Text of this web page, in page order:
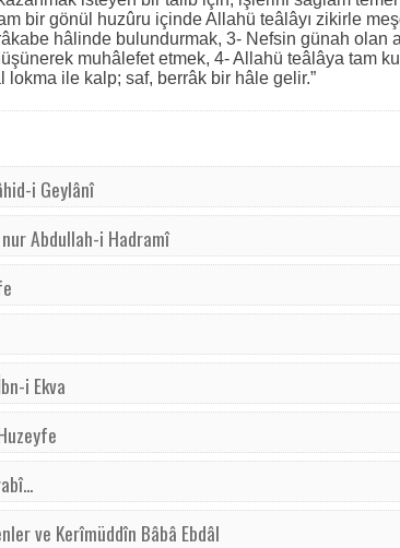
bir gönül huzûru içinde Allahü teâlâyı zikirle
hâlinde bulundurmak, 3- Nefsin günah olan
muhâlefet etmek, 4- Allahü teâlâya tam
lokma ile kalp; saf, berrâk bir hâle gelir.”
i Geylânî
Abdullah-i Hadramî
i Ekva
ve Kerîmüddîn Bâbâ Ebdâl